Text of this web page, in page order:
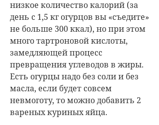
низкое количество калорий (за
день с 1,5 кг огурцов вы «съедите»
не больше 300 ккал), но при этом
много тартроновой кислоты,
замедляющей процесс
превращения углеводов в жиры.
Есть огурцы надо без соли и без
масла, если будет совсем
невмоготу, то можно добавить 2
вареных куриных яйца.